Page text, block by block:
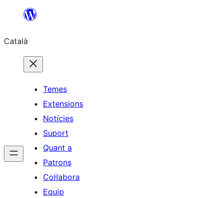
contingut
Català
Temes
Extensions
Notícies
Suport
Quant a
Patrons
Col·labora
Equip